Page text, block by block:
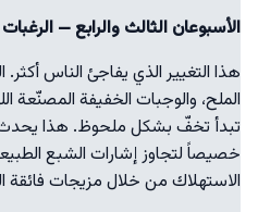
الأسبوعان الثالث والرابع —
هذا التغيير الذي يفاجئ الناس
الملح، والوجبات الخفيفة المصنّعة
تبدأ تخفّ بشكل ملحوظ. هذا
خصيصاً لتجاوز إشارات الشبع
الاستهلاك من خلال مزيجات فائقة